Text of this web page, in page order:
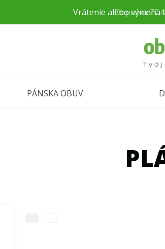
Doprava
PÁNSKA OBUV